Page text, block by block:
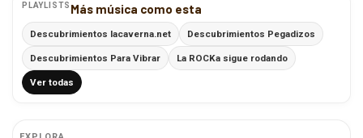
PLAYLISTS Más música como esta
Descubrimientos lacaverna.net Descubrimientos Pegadizos
Descubrimientos Para Vibrar La ROCKa sigue rodando
Ver todas